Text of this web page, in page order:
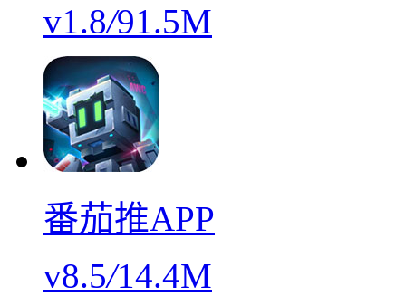
v1.8/91.5M
番茄推APP
v8.5/14.4M